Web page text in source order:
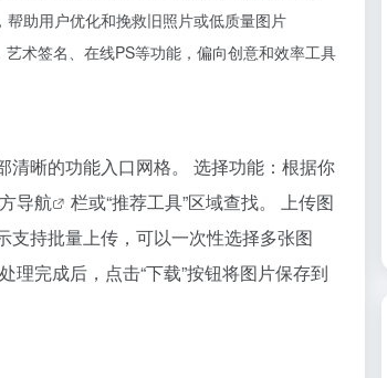
助用户优化和挽救旧照片或低质量图片
术签名、在线PS等功能，偏向创意和效率工具
晰的功能入口网格。 选择功能：根据你
导航
栏或“推荐工具”区域查找。 上传图
支持批量上传，可以一次性选择多张图
完成后，点击“下载”按钮将图片保存到